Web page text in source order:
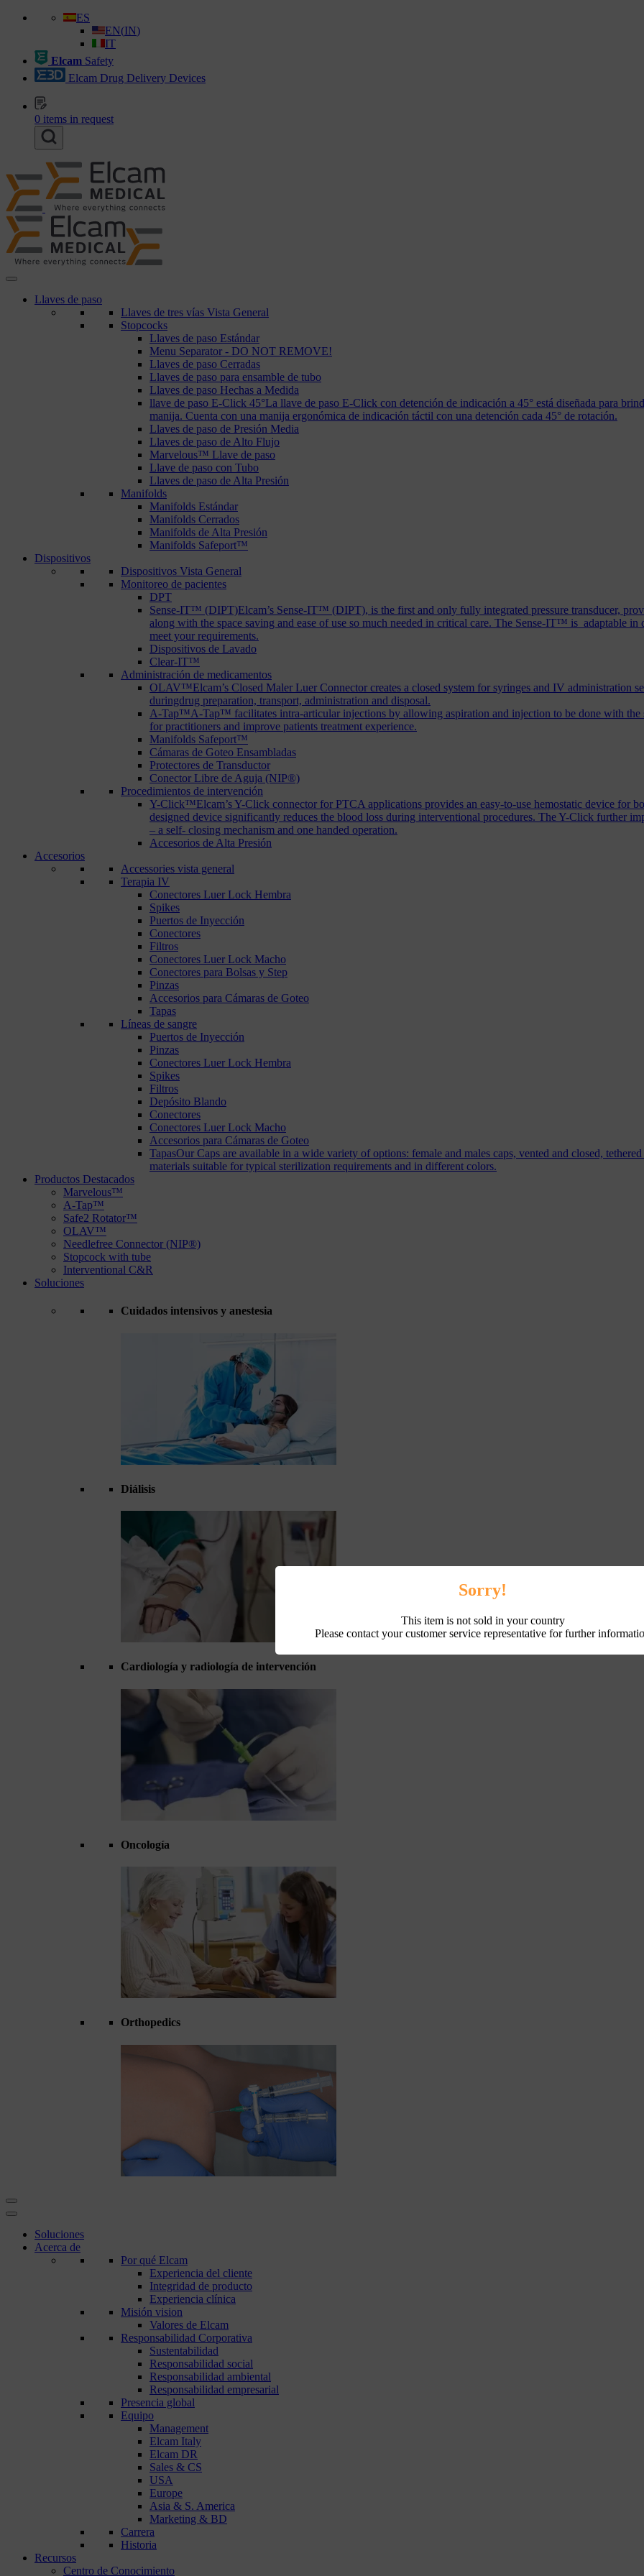
ES
EN(IN)
IT
Elcam Safety
Elcam Drug Delivery Devices
0 items in request
Llaves de paso
Llaves de tres vías Vista General
Stopcocks
Llaves de paso Estándar
Menu Separator - DO NOT REMOVE!
Llaves de paso Cerradas
Llaves de paso para ensamble de tubo
Llaves de paso Hechas a Medida
llave de paso E-Click 45°La llave de paso E-Click con detención de indicación a 45° está diseñada para
manija. Cuenta con una manija ergonómica de indicación táctil con una detención cada 45° de rotación.
Llaves de paso de Presión Media
Llaves de paso de Alto Flujo
Marvelous™ Llave de paso
Llave de paso con Tubo
Llaves de paso de Alta Presión
Manifolds
Manifolds Estándar
Manifolds Cerrados
Manifolds de Alta Presión
Manifolds Safeport™
Dispositivos
Dispositivos Vista General
Monitoreo de pacientes
DPT
Sense-IT™ (DIPT)Elcam’s Sense-IT™ (DIPT), is the first and only fully integrated pressure transducer,
along with the space saving and ease of use so much needed in critical care. The Sense-IT™ is adaptable
meet your requirements.
Dispositivos de Lavado
Clear-IT™
Administración de medicamentos
OLAV™Elcam’s Closed Maler Luer Connector creates a closed system for syringes and IV administration
duringdrug preparation, transport, administration and disposal.
A-Tap™A-Tap™ facilitates intra-articular injections by allowing aspiration and injection to be done with
for practitioners and improve patients treatment experience.
Manifolds Safeport™
Cámaras de Goteo Ensambladas
Protectores de Transductor
Conector Libre de Aguja (NIP®)
Procedimientos de intervención
Y-Click™Elcam’s Y-Click connector for PTCA applications provides an easy-to-use hemostatic device for
designed device significantly reduces the blood loss during interventional procedures. The Y-Click further
– a self- closing mechanism and one handed operation.
Accesorios de Alta Presión
Accesorios
Accessories vista general
Terapia IV
Conectores Luer Lock Hembra
Spikes
Puertos de Inyección
Conectores
Filtros
Conectores Luer Lock Macho
Conectores para Bolsas y Step
Pinzas
Accesorios para Cámaras de Goteo
Tapas
Líneas de sangre
Puertos de Inyección
Pinzas
Conectores Luer Lock Hembra
Spikes
Filtros
Depósito Blando
Conectores
Conectores Luer Lock Macho
Accesorios para Cámaras de Goteo
TapasOur Caps are available in a wide variety of options: female and males caps, vented and closed,
materials suitable for typical sterilization requirements and in different colors.
Productos Destacados
Marvelous™
A-Tap™
Safe2 Rotator™
OLAV™
Needlefree Connector (NIP®)
Stopcock with tube
Interventional C&R
Soluciones
Cuidados intensivos y anestesia
Diálisis
Cardiología y radiología de intervención
Oncología
Orthopedics
Soluciones
Acerca de
Por qué Elcam
Experiencia del cliente
Integridad de producto
Experiencia clínica
Misión vision
Valores de Elcam
Responsabilidad Corporativa
Sustentabilidad
Responsabilidad social
Responsabilidad ambiental
Responsabilidad empresarial
Presencia global
Equipo
Management
Elcam Italy
Elcam DR
Sales & CS
USA
Europe
Asia & S. America
Marketing & BD
Carrera
Historia
Recursos
Centro de Conocimiento
Sorry!
This item is not sold in your country
Please contact your customer service representative for further